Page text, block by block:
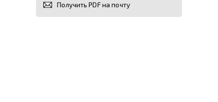
Получить PDF на почту